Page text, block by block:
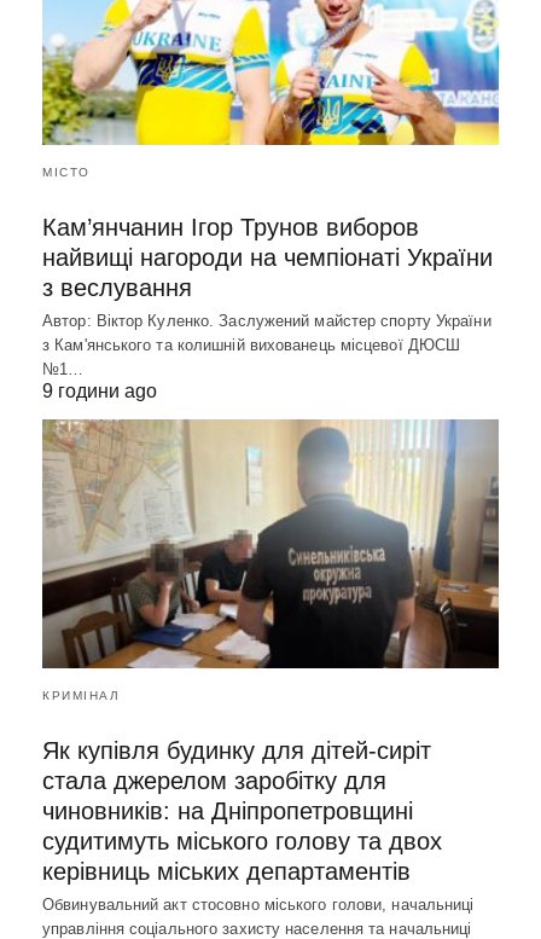
МІСТО
Кам’янчанин Ігор Трунов виборов
найвищі нагороди на чемпіонаті України
з веслування
Автор: Віктор Куленко. Заслужений майстер спорту України
з Кам'янського та колишній вихованець місцевої ДЮСШ
№1…
9 години ago
КРИМІНАЛ
Як купівля будинку для дітей-сиріт
стала джерелом заробітку для
чиновників: на Дніпропетровщині
судитимуть міського голову та двох
керівниць міських департаментів
Обвинувальний акт стосовно міського голови, начальниці
управління соціального захисту населення та начальниці